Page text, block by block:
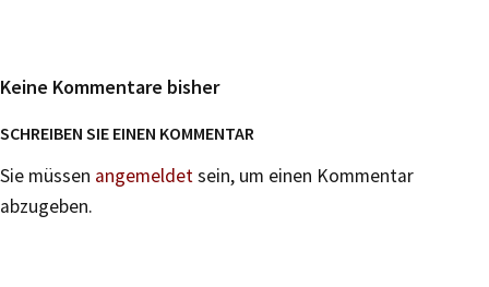
Keine Kommentare bisher
SCHREIBEN SIE EINEN KOMMENTAR
Sie müssen angemeldetsein, um einen Kommentar
abzugeben.